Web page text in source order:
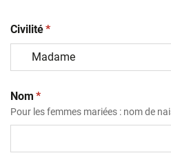
Civilité(obligatoire)
*
Nom (obligatoire)
*
Pour les femmes mariées : nom de